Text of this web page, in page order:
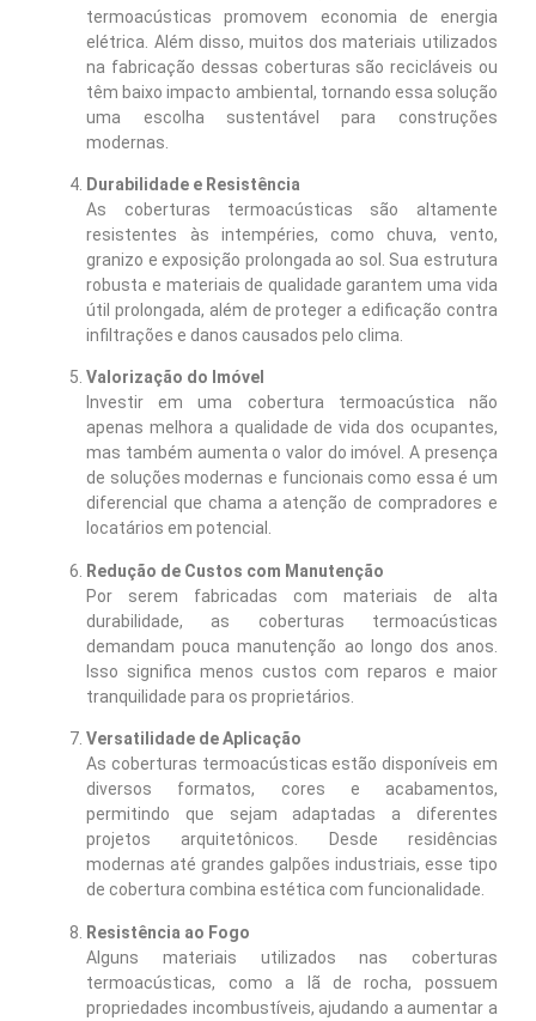
termoacústicas promovem economia de energia
elétrica. Além disso, muitos dos materiais utilizados
na fabricação dessas coberturas são recicláveis ou
têm baixo impacto ambiental, tornando essa solução
uma escolha sustentável para construções
modernas.
Durabilidade e Resistência
As coberturas termoacústicas são altamente
resistentes às intempéries, como chuva, vento,
granizo e exposição prolongada ao sol. Sua estrutura
robusta e materiais de qualidade garantem uma vida
útil prolongada, além de proteger a edificação contra
infiltrações e danos causados pelo clima.
Valorização do Imóvel
Investir em uma cobertura termoacústica não
apenas melhora a qualidade de vida dos ocupantes,
mas também aumenta o valor do imóvel. A presença
de soluções modernas e funcionais como essa é um
diferencial que chama a atenção de compradores e
locatários em potencial.
Redução de Custos com Manutenção
Por serem fabricadas com materiais de alta
durabilidade, as coberturas termoacústicas
demandam pouca manutenção ao longo dos anos.
Isso significa menos custos com reparos e maior
tranquilidade para os proprietários.
Versatilidade de Aplicação
As coberturas termoacústicas estão disponíveis em
diversos formatos, cores e acabamentos,
permitindo que sejam adaptadas a diferentes
projetos arquitetônicos. Desde residências
modernas até grandes galpões industriais, esse tipo
de cobertura combina estética com funcionalidade.
Resistência ao Fogo
Alguns materiais utilizados nas coberturas
termoacústicas, como a lã de rocha, possuem
propriedades incombustíveis, ajudando a aumentar a